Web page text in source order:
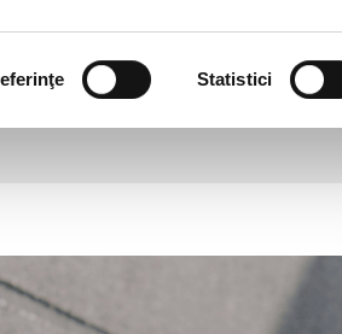
Statistici
cont si